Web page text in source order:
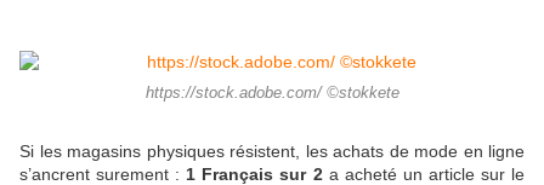
https://stock.adobe.com/ ©stokkete
Si les magasins physiques résistent, les achats de mode en ligne
s’ancrent surement : 1 Français sur 2a acheté un article sur le